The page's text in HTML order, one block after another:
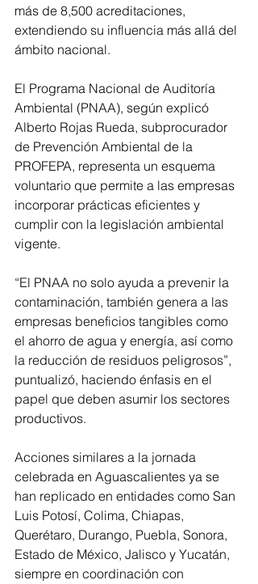
más de 8,500 acreditaciones,
extendiendo su influencia más allá del
ámbito nacional.
El Programa Nacional de Auditoría
Ambiental (PNAA), según explicó
Alberto Rojas Rueda, subprocurador
de Prevención Ambiental de la
PROFEPA, representa un esquema
voluntario que permite a las empresas
incorporar prácticas eficientes y
cumplir con la legislación ambiental
vigente.
“El PNAA no solo ayuda a prevenir la
contaminación, también genera a las
empresas beneficios tangibles como
el ahorro de agua y energía, así como
la reducción de residuos peligrosos”,
puntualizó, haciendo énfasis en el
papel que deben asumir los sectores
productivos.
Acciones similares a la jornada
celebrada en Aguascalientes ya se
han replicado en entidades como San
Luis Potosí, Colima, Chiapas,
Querétaro, Durango, Puebla, Sonora,
Estado de México, Jalisco y Yucatán,
siempre en coordinación con